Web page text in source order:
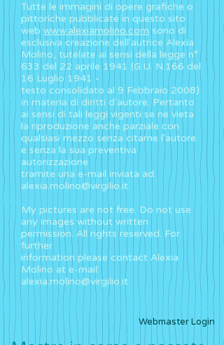
Tutte le immagini di opere grafiche o
pittoriche pubblicate in questo sito
web www.alexiamolino.com sono di
esclusiva creazione dell'autrice Alexia
Molino, tutelate ai sensi della legge n°
633 del 22 aprile 1941 (G.U. N.166 del
16 Luglio 1941 -
testo consolidato al 9 Febbraio 2008)
in materia di diritti d'autore. Pertanto
ai sensi di tali leggi vigenti se ne vieta
la riproduzione anche parziale con
qualsiasi mezzo senza citarne l'autore
e senza la sua preventiva
autorizzazione
tramite una e-mail inviata ad:
alexia.molino@virgilio.it.
My pictures are not free. Do not use
any images without written
permission. All rights reserved. For
further
information please contact Alexia
Molino at e-mail:
alexia.molino@virgilio.it
Webmaster Login